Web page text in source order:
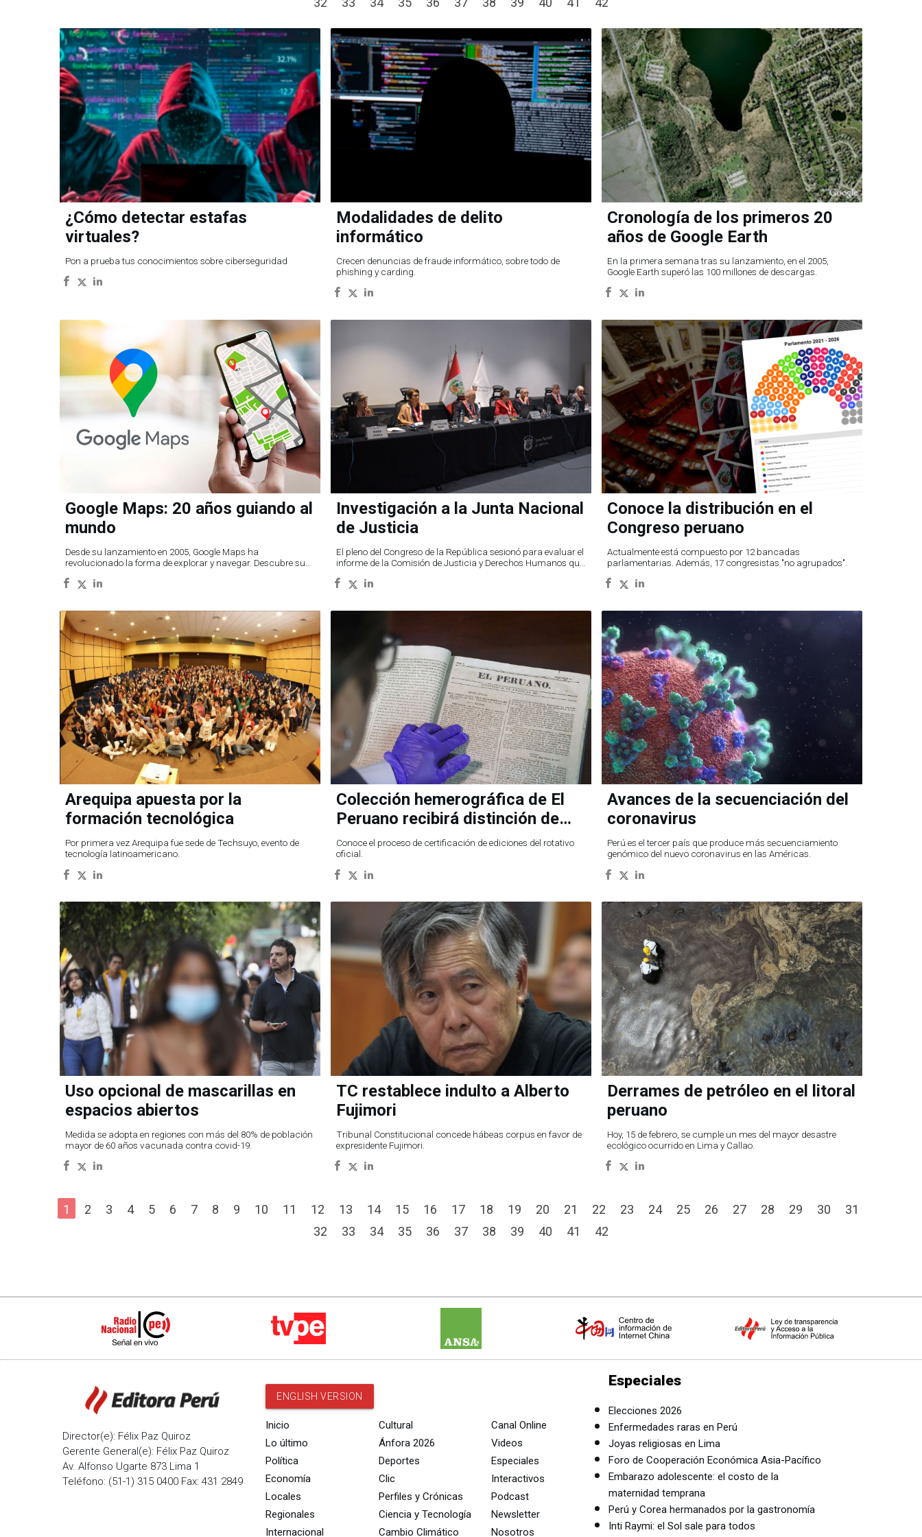
¿Cómo detectar estafas
virtuales?
Pon a prueba tus conocimientos sobre ciberseguridad
Modalidades de delito
informático
Crecen denuncias de fraude informático, sobre todo de
phishing y carding.
Cronología de los primeros 20
años de Google Earth
En la primera semana tras su lanzamiento, en el 2005,
Google Earth superó las 100 millones de descargas.
Google Maps: 20 años guiando al
mundo
Desde su lanzamiento en 2005, Google Maps ha
revolucionado la forma de explorar y navegar. Descubre su
Investigación a la Junta Nacional
de Justicia
El pleno del Congreso de la República sesionó para evaluar el
informe de la Comisión de Justicia y Derechos Humanos que
Justicia (JNJ) por falta grave.
Conoce la distribución en el
Congreso peruano
Actualmente está compuesto por 12 bancadas
parlamentarias. Además, 17 congresistas "no agrupados".
Arequipa apuesta por la
formación tecnológica
Por primera vez Arequipa fue sede de Techsuyo, evento de
tecnología latinoamericano.
Colección hemerográfica de El
Peruano recibirá distinción de
Unesco
Conoce el proceso de certificación de ediciones del rotativo
oficial.
Avances de la secuenciación del
coronavirus
Perú es el tercer país que produce más secuenciamiento
genómico del nuevo coronavirus en las Américas.
Uso opcional de mascarillas en
espacios abiertos
Medida se adopta en regiones con más del 80% de población
mayor de 60 años vacunada contra covid-19.
TC restablece indulto a Alberto
Fujimori
Tribunal Constitucional concede hábeas corpus en favor de
expresidente Fujimori.
Derrames de petróleo en el litoral
peruano
Hoy, 15 de febrero, se cumple un mes del mayor desastre
ecológico ocurrido en Lima y Callao.
1 2 3 4 5 6 7 8 9 10 11 12 13 14 15 16 17 18 19 20 21 22 23 24 25 26 27 28 29 30
31
32
33 34 35 36 37 38 39 40 41 42
Director(e): Félix Paz Quiroz
Gerente General(e): Félix Paz Quiroz
Av. Alfonso Ugarte 873 Lima 1
Teléfono: (51-1) 315 0400 Fax: 431 2849
ENGLISH VERSION
Inicio
Lo último
Política
Economía
Locales
Regionales
Internacional
Cultural
Ánfora 2026
Deportes
Clic
Perfiles y Crónicas
Ciencia y Tecnología
Cambio Climático
Canal Online
Videos
Especiales
Interactivos
Podcast
Newsletter
Nosotros
Especiales
Elecciones 2026
Enfermedades raras en Perú
Joyas religiosas en Lima
Foro de Cooperación Económica Asia-Pacífico
Embarazo adolescente: el costo de la
maternidad temprana
Perú y Corea hermanados por la gastronomía
Inti Raymi: el Sol sale para todos